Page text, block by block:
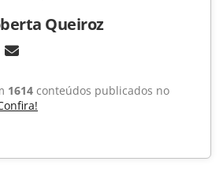
Queiroz
1614 conteúdos publicados no